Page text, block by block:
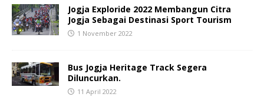
Jogja Exploride 2022 Membangun Citra
Jogja Sebagai Destinasi Sport Tourism
1 November 2022
Bus Jogja Heritage Track Segera
Diluncurkan.
11 April 2022